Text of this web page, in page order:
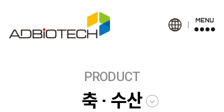
MENU
PRODUCT
축 · 수산